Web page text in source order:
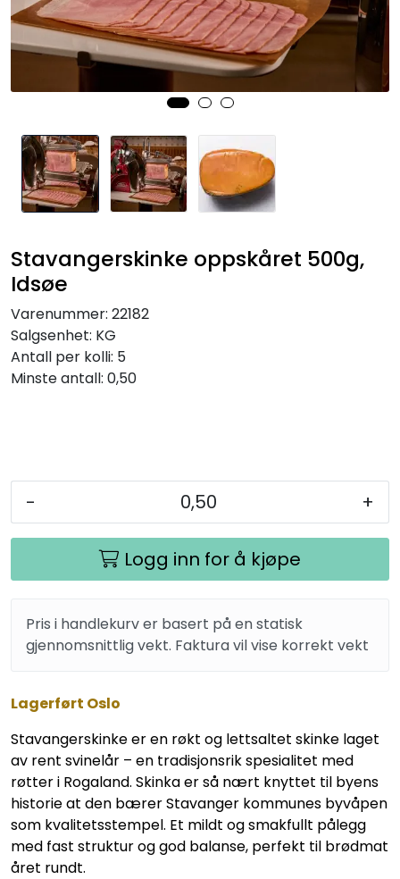
Stavangerskinke oppskåret 500g,
Idsøe
Varenummer: 22182
Salgsenhet: KG
Antall per kolli: 5
Minste antall: 0,50
- +
Logg inn for å kjøpe
Pris i handlekurv er basert på en statisk
gjennomsnittlig vekt. Faktura vil vise korrekt vekt
Lagerført Oslo
Stavangerskinke er en røkt og lettsaltet skinke laget
av rent svinelår – en tradisjonsrik spesialitet med
røtter i Rogaland. Skinka er så nært knyttet til byens
historie at den bærer Stavanger kommunes byvåpen
som kvalitetsstempel. Et mildt og smakfullt pålegg
med fast struktur og god balanse, perfekt til brødmat
året rundt.
Inspirasjon
Leverandører